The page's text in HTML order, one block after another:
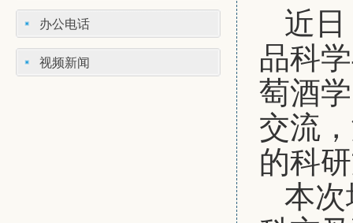
办公电话
视频新闻
近
品科
萄酒
交流
的科
本